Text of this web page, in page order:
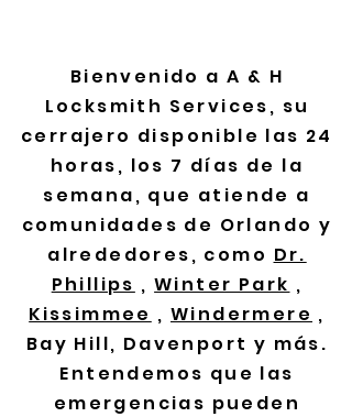
Bienvenido a A & H
Locksmith Services, su
cerrajero disponible las 24
horas, los 7 días de la
semana, que atiende a
comunidades de Orlando y
alrededores, como Dr.
Phillips ,Winter Park ,
Kissimmee , Windermere ,
Bay Hill, Davenport y más.
Entendemos que las
emergencias pueden